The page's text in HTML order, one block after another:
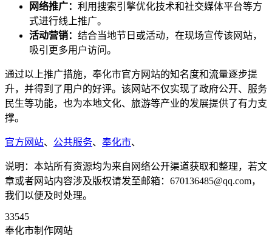
网络推广： 利用搜索引擎优化技术和社交媒体平台等方
式进行线上推广。
活动营销： 结合当地节日或活动，在现场宣传该网站，
吸引更多用户访问。
通过以上推广措施，奉化市官方网站的知名度和流量逐步提
升，并得到了用户的好评。该网站不仅实现了政府公开、服务
民生等功能，也为本地文化、旅游等产业的发展提供了有力支
撑。
官方网站、 公共服务、 奉化市、
说明：本站所有资源均为来自网络公开渠道获取和整理，若文
章或者网站内容涉及版权请发至邮箱：670136485@qq.com，
我们以便及时处理。
33545
奉化市制作网站